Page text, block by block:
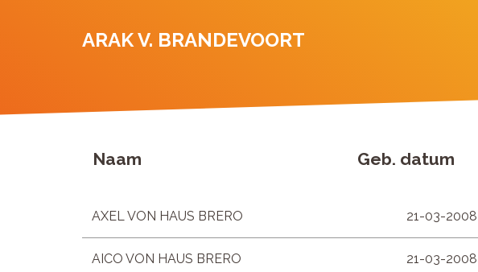
ARAK V. BRANDEVOORT
Naam Geb. datum
AXEL VON HAUS BRERO 21-03-2008
AICO VON HAUS BRERO 21-03-2008